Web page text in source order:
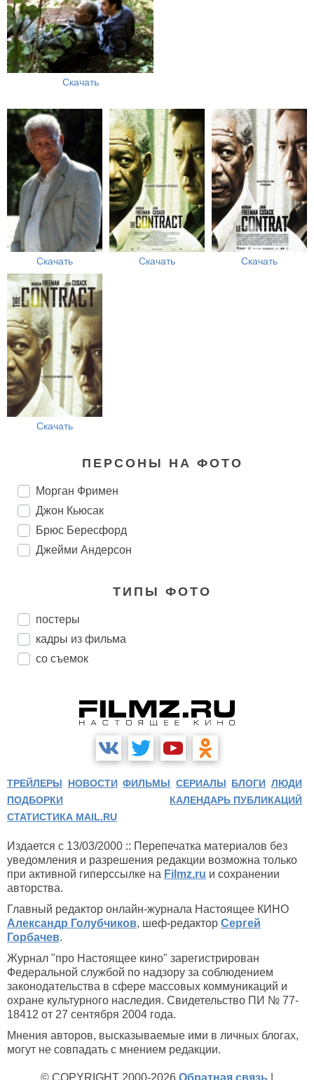
Скачать
Скачать Скачать Скачать
Скачать
ПЕРСОНЫ НА ФОТО
Морган Фримен
Джон Кьюсак
Брюс Бересфорд
Джейми Андерсон
ТИПЫ ФОТО
постеры
кадры из фильма
со съемок
ТРЕЙЛЕРЫ НОВОСТИ ФИЛЬМЫ СЕРИАЛЫ БЛОГИ ЛЮДИ
ПОДБОРКИ
КАЛЕНДАРЬ ПУБЛИКАЦИЙ
СТАТИСТИКА MAIL.RU
Издается с 13/03/2000 :: Перепечатка материалов без
уведомления и разрешения редакции возможна только
при активной гиперссылке на Filmz.ru и сохранении
авторства.
Главный редактор онлайн-журнала Настоящее КИНО
Александр Голубчиков, шеф-редактор Сергей
Горбачев.
Журнал "про Настоящее кино" зарегистрирован
Федеральной службой по надзору за соблюдением
законодательства в сфере массовых коммуникаций и
охране культурного наследия. Свидетельство ПИ № 77-
18412 от 27 сентября 2004 года.
Мнения авторов, высказываемые ими в личных блогах,
могут не совпадать с мнением редакции.
© COPYRIGHT 2000-2026 Обратная связь